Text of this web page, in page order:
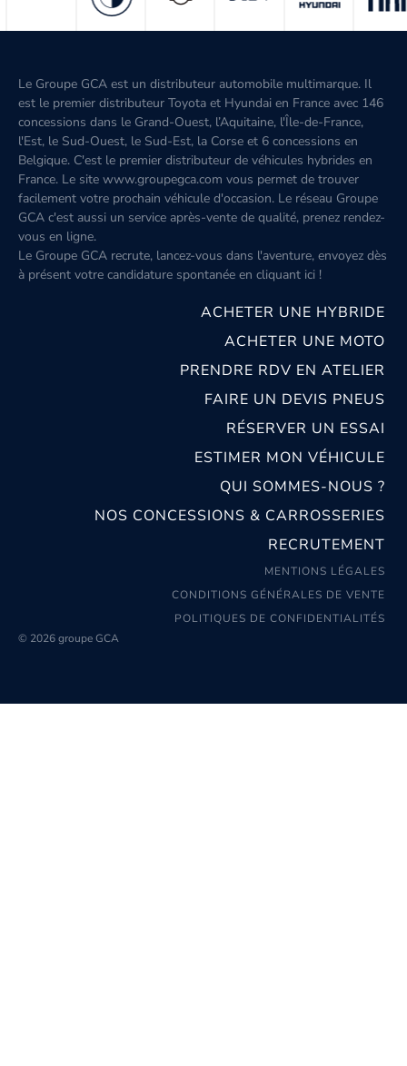
Le Groupe GCA est un distributeur automobile multimarque. Il
est le premier distributeur Toyota et Hyundai en France avec 146
concessions dans le Grand-Ouest, l’Aquitaine, l'Île-de-France,
l'Est, le Sud-Ouest, le Sud-Est, la Corse et 6 concessions en
Belgique. C'est le premier distributeur de véhicules hybrides en
France. Le site www.groupegca.com vous permet de trouver
facilement votre prochain véhicule d'occasion. Le réseau Groupe
GCA c'est aussi un service après-vente de qualité, prenez rendez-
vous en ligne.
Le Groupe GCA recrute, lancez-vous dans l'aventure, envoyez dès
à présent votre candidature spontanée en cliquant ici !
ACHETER UNE HYBRIDE
ACHETER UNE MOTO
PRENDRE RDV EN ATELIER
FAIRE UN DEVIS PNEUS
RÉSERVER UN ESSAI
ESTIMER MON VÉHICULE
QUI SOMMES-NOUS ?
NOS CONCESSIONS & CARROSSERIES
RECRUTEMENT
MENTIONS LÉGALES
CONDITIONS GÉNÉRALES DE VENTE
POLITIQUES DE CONFIDENTIALITÉS
© 2026 groupe GCA